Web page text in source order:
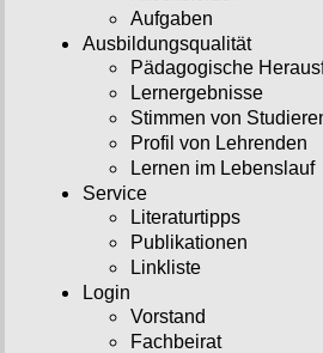
Aufgaben
Ausbildungsqualität
Pädagogische
Lernergebnisse
Stimmen von
Profil von Lehrenden
Lernen im Lebenslauf
Service
Literaturtipps
Publikationen
Linkliste
Login
Vorstand
Fachbeirat